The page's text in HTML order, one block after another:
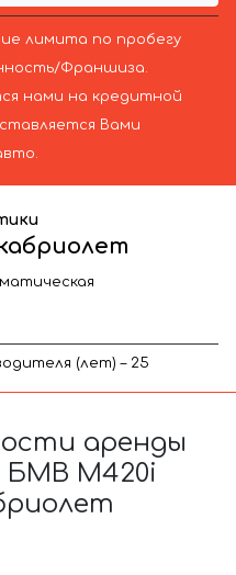
лимита по пробегу
Франшиза.
нами на кредитной
Вами
(лет) – 25
аренды
M420i